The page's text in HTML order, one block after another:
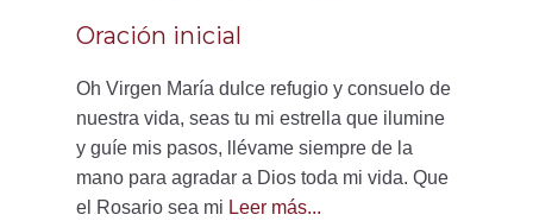
Oración inicial
Oh Virgen María dulce refugio y consuelo de
nuestra vida, seas tu mi estrella que ilumine
y guíe mis pasos, llévame siempre de la
mano para agradar a Dios toda mi vida. Que
el Rosario sea mi Leer más...